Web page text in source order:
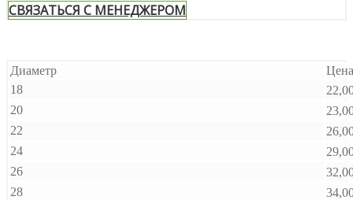
СВЯЗАТЬСЯ С МЕНЕДЖЕРОМ
Диаметр
Цена
18
20
22
24
26
28